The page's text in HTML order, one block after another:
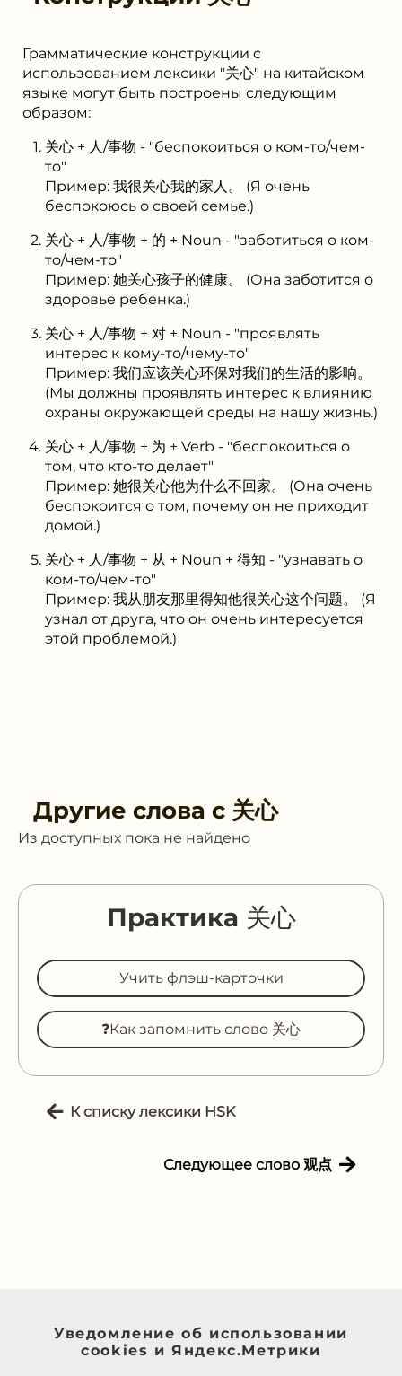
Грамматические конструкции с
использованием лексики "关心" на китайском
языке могут быть построены следующим
образом:
关心 + 人/事物 - "беспокоиться о ком-то/чем-
то"
Пример: 我很关心我的家人。 (Я очень
беспокоюсь о своей семье.)
关心 + 人/事物 + 的 + Noun - "заботиться о ком-
то/чем-то"
Пример: 她关心孩子的健康。 (Она заботится о
здоровье ребенка.)
关心 + 人/事物 + 对 + Noun - "проявлять
интерес к кому-то/чему-то"
Пример: 我们应该关心环保对我们的生活的影响。
(Мы должны проявлять интерес к влиянию
охраны окружающей среды на нашу жизнь.)
关心 + 人/事物 + 为 + Verb - "беспокоиться о
том, что кто-то делает"
Пример: 她很关心他为什么不回家。 (Она очень
беспокоится о том, почему он не приходит
домой.)
关心 + 人/事物 + 从 + Noun + 得知 - "узнавать о
ком-то/чем-то"
Пример: 我从朋友那里得知他很关心这个问题。 (Я
узнал от друга, что он очень интересуется
этой проблемой.)
Другие слова с 关心
Из доступных пока не найдено
Практика 关心
Учить флэш-карточки
❓Как запомнить слово 关心
К списку лексики HSK
Следующее слово 观点
Уведомление об использовании
cookies и Яндекс.Метрики